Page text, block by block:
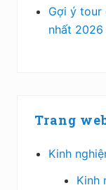
Gợi ý tour
nhất 2026
Trang
Kinh
Kinh